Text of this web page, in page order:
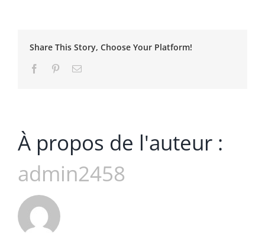
Share This Story, Choose Your Platform!
FacebookPinterestEmail
À propos de l'auteur :
admin2458